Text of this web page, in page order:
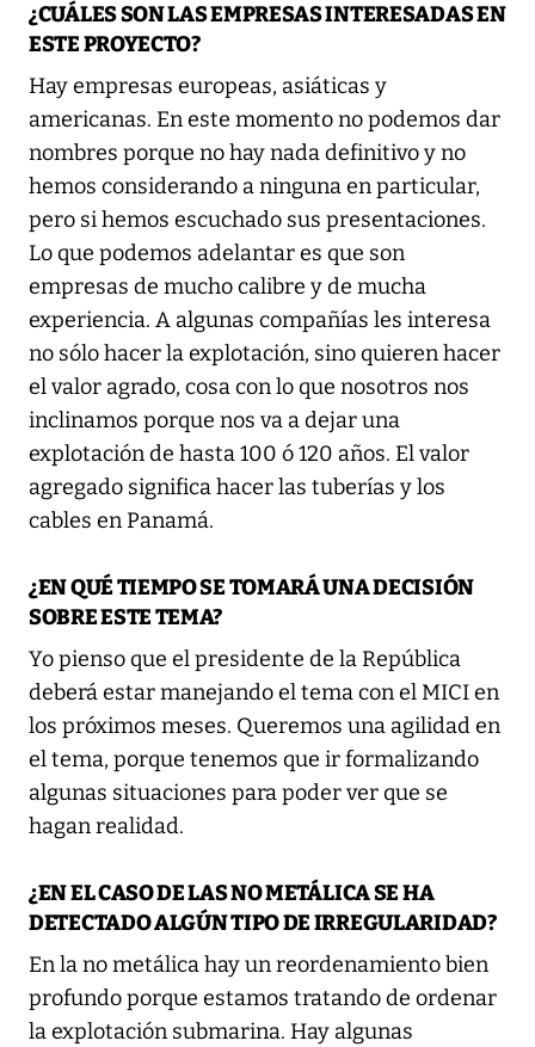
¿CUÁLES SON LAS EMPRESAS INTERESADAS EN
ESTE PROYECTO?
Hay empresas europeas, asiáticas y
americanas. En este momento no podemos dar
nombres porque no hay nada definitivo y no
hemos considerando a ninguna en particular,
pero si hemos escuchado sus presentaciones.
Lo que podemos adelantar es que son
empresas de mucho calibre y de mucha
experiencia. A algunas compañías les interesa
no sólo hacer la explotación, sino quieren hacer
el valor agrado, cosa con lo que nosotros nos
inclinamos porque nos va a dejar una
explotación de hasta 100 ó 120 años. El valor
agregado significa hacer las tuberías y los
cables en Panamá.
¿EN QUÉ TIEMPO SE TOMARÁ UNA DECISIÓN
SOBRE ESTE TEMA?
Yo pienso que el presidente de la República
deberá estar manejando el tema con el MICI en
los próximos meses. Queremos una agilidad en
el tema, porque tenemos que ir formalizando
algunas situaciones para poder ver que se
hagan realidad.
¿EN EL CASO DE LAS NO METÁLICA SE HA
DETECTADO ALGÚN TIPO DE IRREGULARIDAD?
En la no metálica hay un reordenamiento bien
profundo porque estamos tratando de ordenar
la explotación submarina. Hay algunas